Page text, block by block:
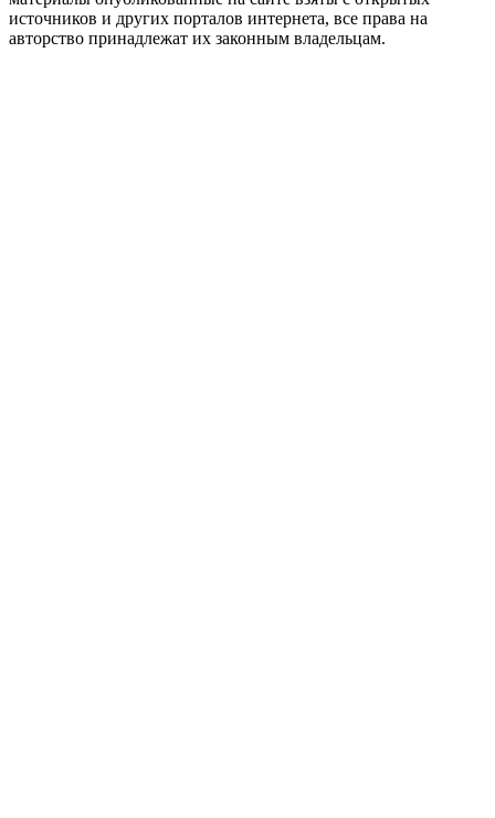
источников и других порталов интернета, все права на
авторство принадлежат их законным владельцам.